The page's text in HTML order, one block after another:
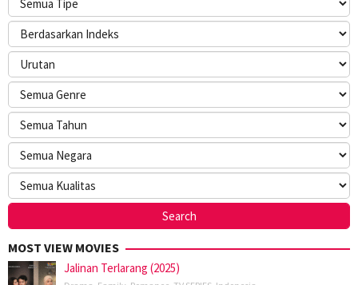
MOST VIEW MOVIES
Jalinan Terlarang (2025)